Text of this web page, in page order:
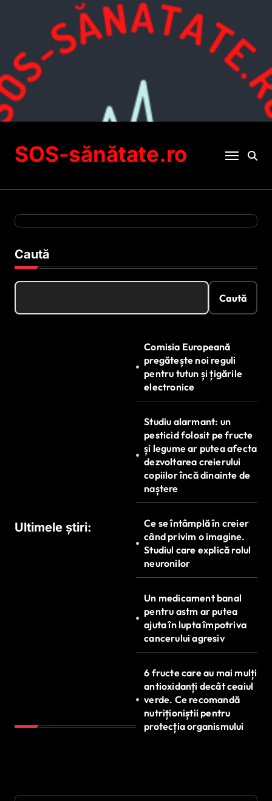
SOS-sănătate.ro
Caută
Caută
Ultimele știri:
Comisia Europeană
pregătește noi reguli
pentru tutun și țigările
electronice
Studiu alarmant: un
pesticid folosit pe fructe
și legume ar putea afecta
dezvoltarea creierului
copiilor încă dinainte de
naștere
Ce se întâmplă în creier
când privim o imagine.
Studiul care explică rolul
neuronilor
Un medicament banal
pentru astm ar putea
ajuta în lupta împotriva
cancerului agresiv
6 fructe care au mai mulți
antioxidanți decât ceaiul
verde. Ce recomandă
nutriționiștii pentru
protecția organismului